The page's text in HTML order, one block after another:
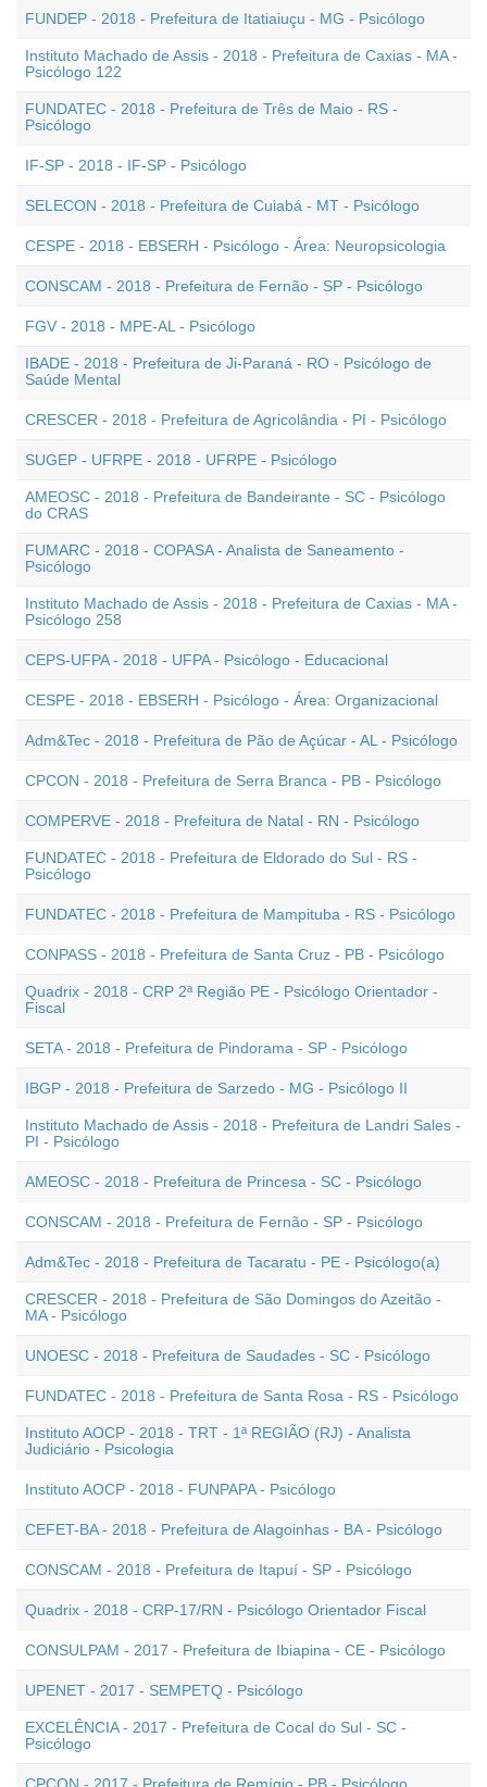
FUNDEP - 2018 - Prefeitura de Itatiaiuçu - MG - Psicólogo
Instituto Machado de Assis - 2018 - Prefeitura de Caxias - MA -
Psicólogo 122
FUNDATEC - 2018 - Prefeitura de Três de Maio - RS -
Psicólogo
IF-SP - 2018 - IF-SP - Psicólogo
SELECON - 2018 - Prefeitura de Cuiabá - MT - Psicólogo
CESPE - 2018 - EBSERH - Psicólogo - Área: Neuropsicologia
CONSCAM - 2018 - Prefeitura de Fernão - SP - Psicólogo
FGV - 2018 - MPE-AL - Psicólogo
IBADE - 2018 - Prefeitura de Ji-Paraná - RO - Psicólogo de
Saúde Mental
CRESCER - 2018 - Prefeitura de Agricolândia - PI - Psicólogo
SUGEP - UFRPE - 2018 - UFRPE - Psicólogo
AMEOSC - 2018 - Prefeitura de Bandeirante - SC - Psicólogo
do CRAS
FUMARC - 2018 - COPASA - Analista de Saneamento -
Psicólogo
Instituto Machado de Assis - 2018 - Prefeitura de Caxias - MA -
Psicólogo 258
CEPS-UFPA - 2018 - UFPA - Psicólogo - Educacional
CESPE - 2018 - EBSERH - Psicólogo - Área: Organizacional
Adm&Tec - 2018 - Prefeitura de Pão de Açúcar - AL - Psicólogo
CPCON - 2018 - Prefeitura de Serra Branca - PB - Psicólogo
COMPERVE - 2018 - Prefeitura de Natal - RN - Psicólogo
FUNDATEC - 2018 - Prefeitura de Eldorado do Sul - RS -
Psicólogo
FUNDATEC - 2018 - Prefeitura de Mampituba - RS - Psicólogo
CONPASS - 2018 - Prefeitura de Santa Cruz - PB - Psicólogo
Quadrix - 2018 - CRP 2ª Região PE - Psicólogo Orientador -
Fiscal
SETA - 2018 - Prefeitura de Pindorama - SP - Psicólogo
IBGP - 2018 - Prefeitura de Sarzedo - MG - Psicólogo II
Instituto Machado de Assis - 2018 - Prefeitura de Landri Sales -
PI - Psicólogo
AMEOSC - 2018 - Prefeitura de Princesa - SC - Psicólogo
CONSCAM - 2018 - Prefeitura de Fernão - SP - Psicólogo
Adm&Tec - 2018 - Prefeitura de Tacaratu - PE - Psicólogo(a)
CRESCER - 2018 - Prefeitura de São Domingos do Azeitão -
MA - Psicólogo
UNOESC - 2018 - Prefeitura de Saudades - SC - Psicólogo
FUNDATEC - 2018 - Prefeitura de Santa Rosa - RS - Psicólogo
Instituto AOCP - 2018 - TRT - 1ª REGIÃO (RJ) - Analista
Judiciário - Psicologia
Instituto AOCP - 2018 - FUNPAPA - Psicólogo
CEFET-BA - 2018 - Prefeitura de Alagoinhas - BA - Psicólogo
CONSCAM - 2018 - Prefeitura de Itapuí - SP - Psicólogo
Quadrix - 2018 - CRP-17/RN - Psicólogo Orientador Fiscal
CONSULPAM - 2017 - Prefeitura de Ibiapina - CE - Psicólogo
UPENET - 2017 - SEMPETQ - Psicólogo
EXCELÊNCIA - 2017 - Prefeitura de Cocal do Sul - SC -
Psicólogo